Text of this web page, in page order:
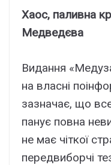
Хаос, паливна
Медведєва
Видання
на власні
зазначає, що
панує повна
не має чіткої
передвиборчі